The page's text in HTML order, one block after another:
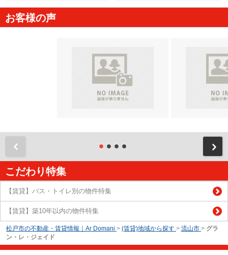
お客様の声
こだわり特集
【賃貸】バス・トイレ別の物件特集
【賃貸】築10年以内の物件特集
松戸市の不動産・賃貸情報｜Ar Domani > (賃貸)地域から探す > 流山市 > グラ
ン・レ・ジェイド